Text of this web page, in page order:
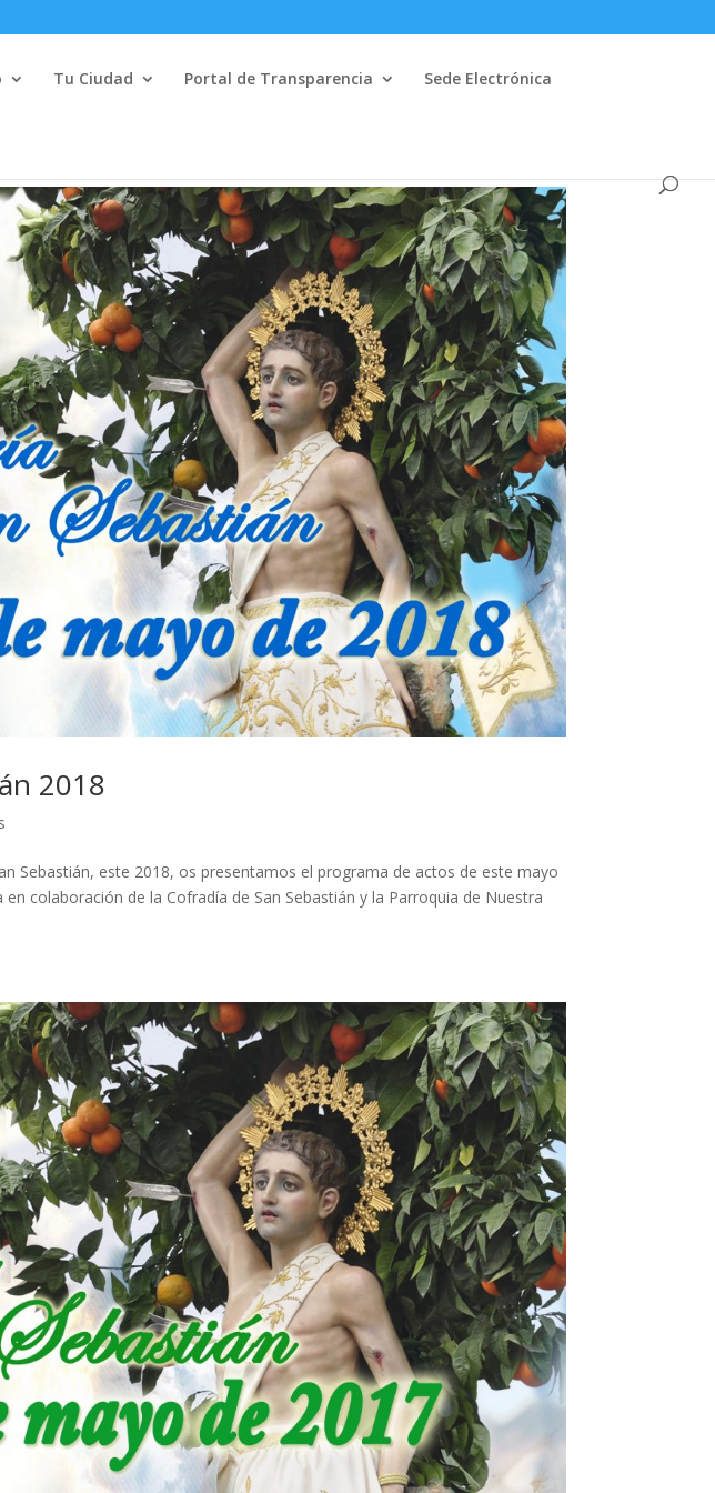
Tu Ciudad Portal de Transparencia Sede Electrónica
2018
Sebastián, este 2018, os presentamos el programa de actos de este mayo
colaboración de la Cofradía de San Sebastián y la Parroquia de Nuestra